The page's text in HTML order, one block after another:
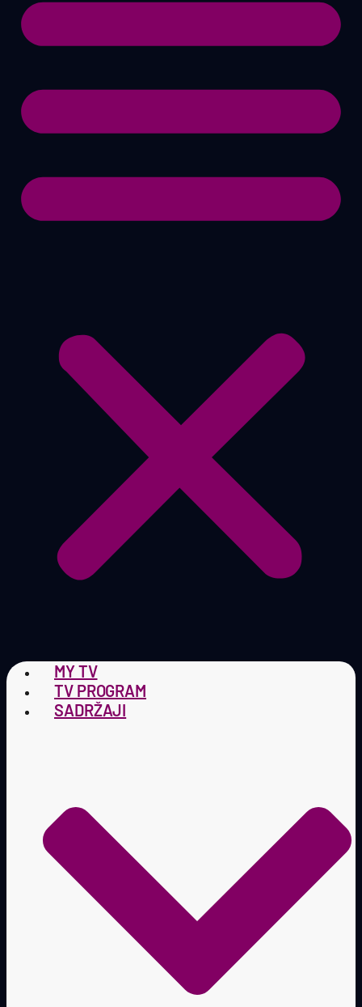
MY TV
TV PROGRAM
SADRŽAJI